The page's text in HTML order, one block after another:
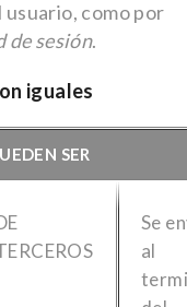
como por
de sesión.
iguales
SER
Se
al